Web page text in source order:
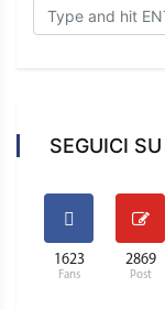
SEGUICI SU
1623
Fans
2869
Post